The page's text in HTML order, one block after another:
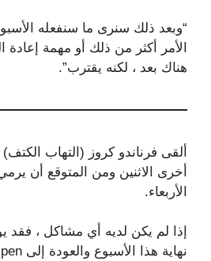
“وبعد ذلك سنرى ما سنفعله
الأمر أكثر من ذلك أو مهمة إعادة
هناك بعد ، لكنه يقترب”.
ألقى فرناندو كروز (التهاب
أخرى الاثنين ومن المتوقع أن
الأربعاء.
إذا لم يكن لديه أي مشاكل ، فقد